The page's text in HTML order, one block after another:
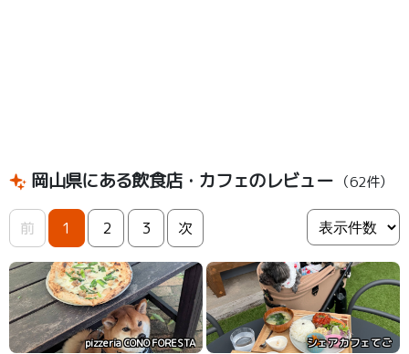
岡山県にある飲食店・カフェのレビュー （62件）
前 1 2 3 次
pizzeria CONO FORESTA シェアカフェてご